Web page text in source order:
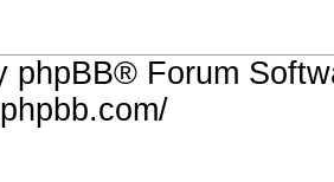
phpBB® Forum